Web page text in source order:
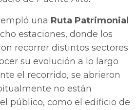
una Ruta Patrimonial
estaciones, donde los
recorrer distintos sectores
su evolución a lo largo
el recorrido, se abrieron
no están
público, como el edificio de